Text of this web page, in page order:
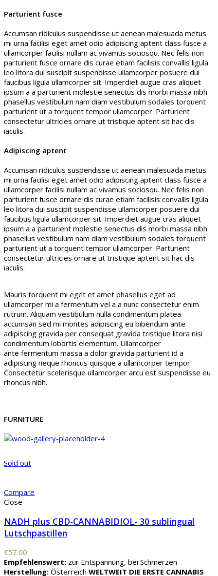
Parturient fusce
Accumsan ridiculus suspendisse ut aenean malesuada metus
mi urna facilisi eget amet odio adipiscing aptent class fusce a
ullamcorper facilisi nullam ac vivamus sociosqu. Nec felis non
parturient fusce ornare dis curae etiam facilisis convallis ligula
leo litora dui suscipit suspendisse ullamcorper posuere dui
faucibus ligula ullamcorper sit. Imperdiet augue cras aliquet
ipsum a a parturient molestie senectus dis morbi massa nibh
phasellus vestibulum nam diam vestibulum sodales torquent
parturient ut a torquent tempor ullamcorper. Parturient
consectetur ultricies ornare ut tristique aptent sit hac dis
iaculis.
Adipiscing aptent
Accumsan ridiculus suspendisse ut aenean malesuada metus
mi urna facilisi eget amet odio adipiscing aptent class fusce a
ullamcorper facilisi nullam ac vivamus sociosqu. Nec felis non
parturient fusce ornare dis curae etiam facilisis convallis ligula
leo litora dui suscipit suspendisse ullamcorper posuere dui
faucibus ligula ullamcorper sit. Imperdiet augue cras aliquet
ipsum a a parturient molestie senectus dis morbi massa nibh
phasellus vestibulum nam diam vestibulum sodales torquent
parturient ut a torquent tempor ullamcorper. Parturient
consectetur ultricies ornare ut tristique aptent sit hac dis
iaculis.
Mauris torquent mi eget et amet phasellus eget ad
ullamcorper mi a fermentum vel a a nunc consectetur enim
rutrum. Aliquam vestibulum nulla condimentum platea
accumsan sed mi montes adipiscing eu bibendum ante
adipiscing gravida per consequat gravida tristique litora nisi
condimentum lobortis elementum. Ullamcorper
ante fermentum massa a dolor gravida parturient id a
adipiscing neque rhoncus quisque a ullamcorper tempor.
Consectetur scelerisque ullamcorper arcu est suspendisse eu
rhoncus nibh.
FURNITURE
Sold out
Compare
Close
NADH plus CBD-CANNABIDIOL- 30 sublingual
Lutschpastillen
€57.00
Empfehlenswert: zur Entspannung, bei Schmerzen
Herstellung: Österreich WELTWEIT DIE ERSTE CANNABIS